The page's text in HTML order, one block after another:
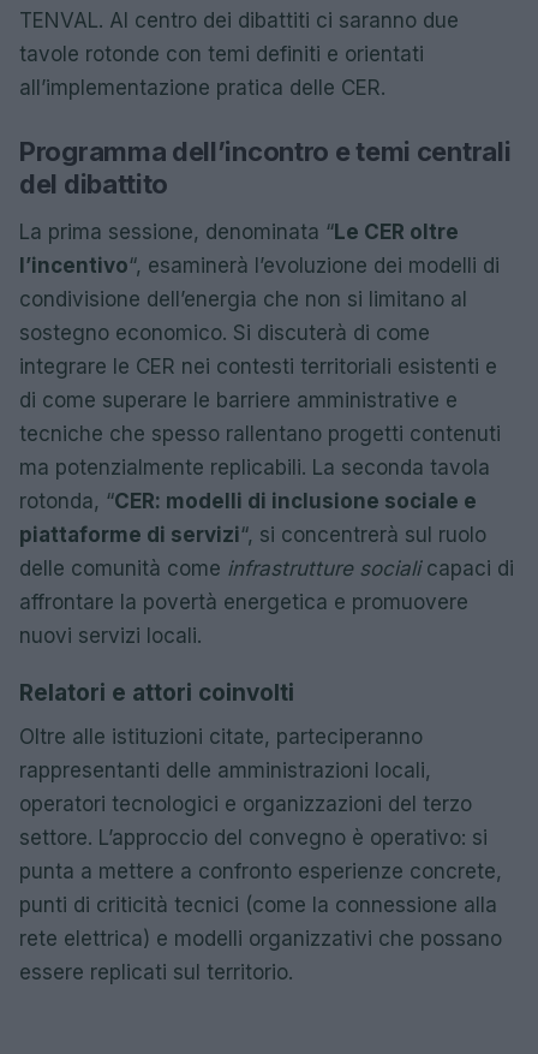
TENVAL. Al centro dei dibattiti ci saranno due
tavole rotonde con temi definiti e orientati
all’implementazione pratica delle CER.
Programma dell’incontro e temi centrali
del dibattito
La prima sessione, denominata “Le CER oltre
l’incentivo“, esaminerà l’evoluzione dei modelli di
condivisione dell’energia che non si limitano al
sostegno economico. Si discuterà di come
integrare le CER nei contesti territoriali esistenti e
di come superare le barriere amministrative e
tecniche che spesso rallentano progetti contenuti
ma potenzialmente replicabili. La seconda tavola
rotonda, “CER: modelli di inclusione sociale e
piattaforme di servizi“, si concentrerà sul ruolo
delle comunità come infrastrutture socialicapaci di
affrontare la povertà energetica e promuovere
nuovi servizi locali.
Relatori e attori coinvolti
Oltre alle istituzioni citate, parteciperanno
rappresentanti delle amministrazioni locali,
operatori tecnologici e organizzazioni del terzo
settore. L’approccio del convegno è operativo: si
punta a mettere a confronto esperienze concrete,
punti di criticità tecnici (come la connessione alla
rete elettrica) e modelli organizzativi che possano
essere replicati sul territorio.